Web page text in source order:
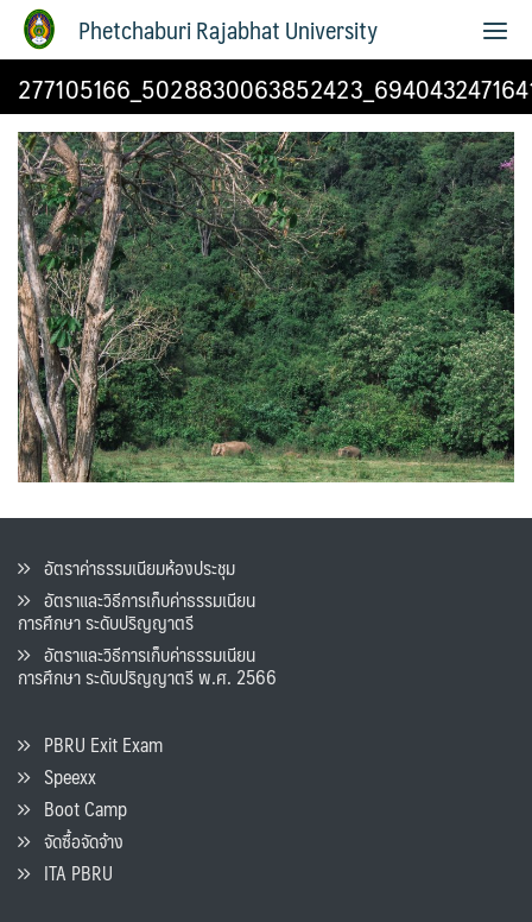
Phetchaburi Rajabhat University
อัตราค่าธรรมเนียมห้องประชุม
อัตราและวิธีการเก็บค่าธรรมเนียน
การศึกษา ระดับปริญญาตรี
อัตราและวิธีการเก็บค่าธรรมเนียน
การศึกษา ระดับปริญญาตรี พ.ศ. 2566
PBRU Exit Exam
Speexx
Boot Camp
จัดซื้อจัดจ้าง
ITA PBRU